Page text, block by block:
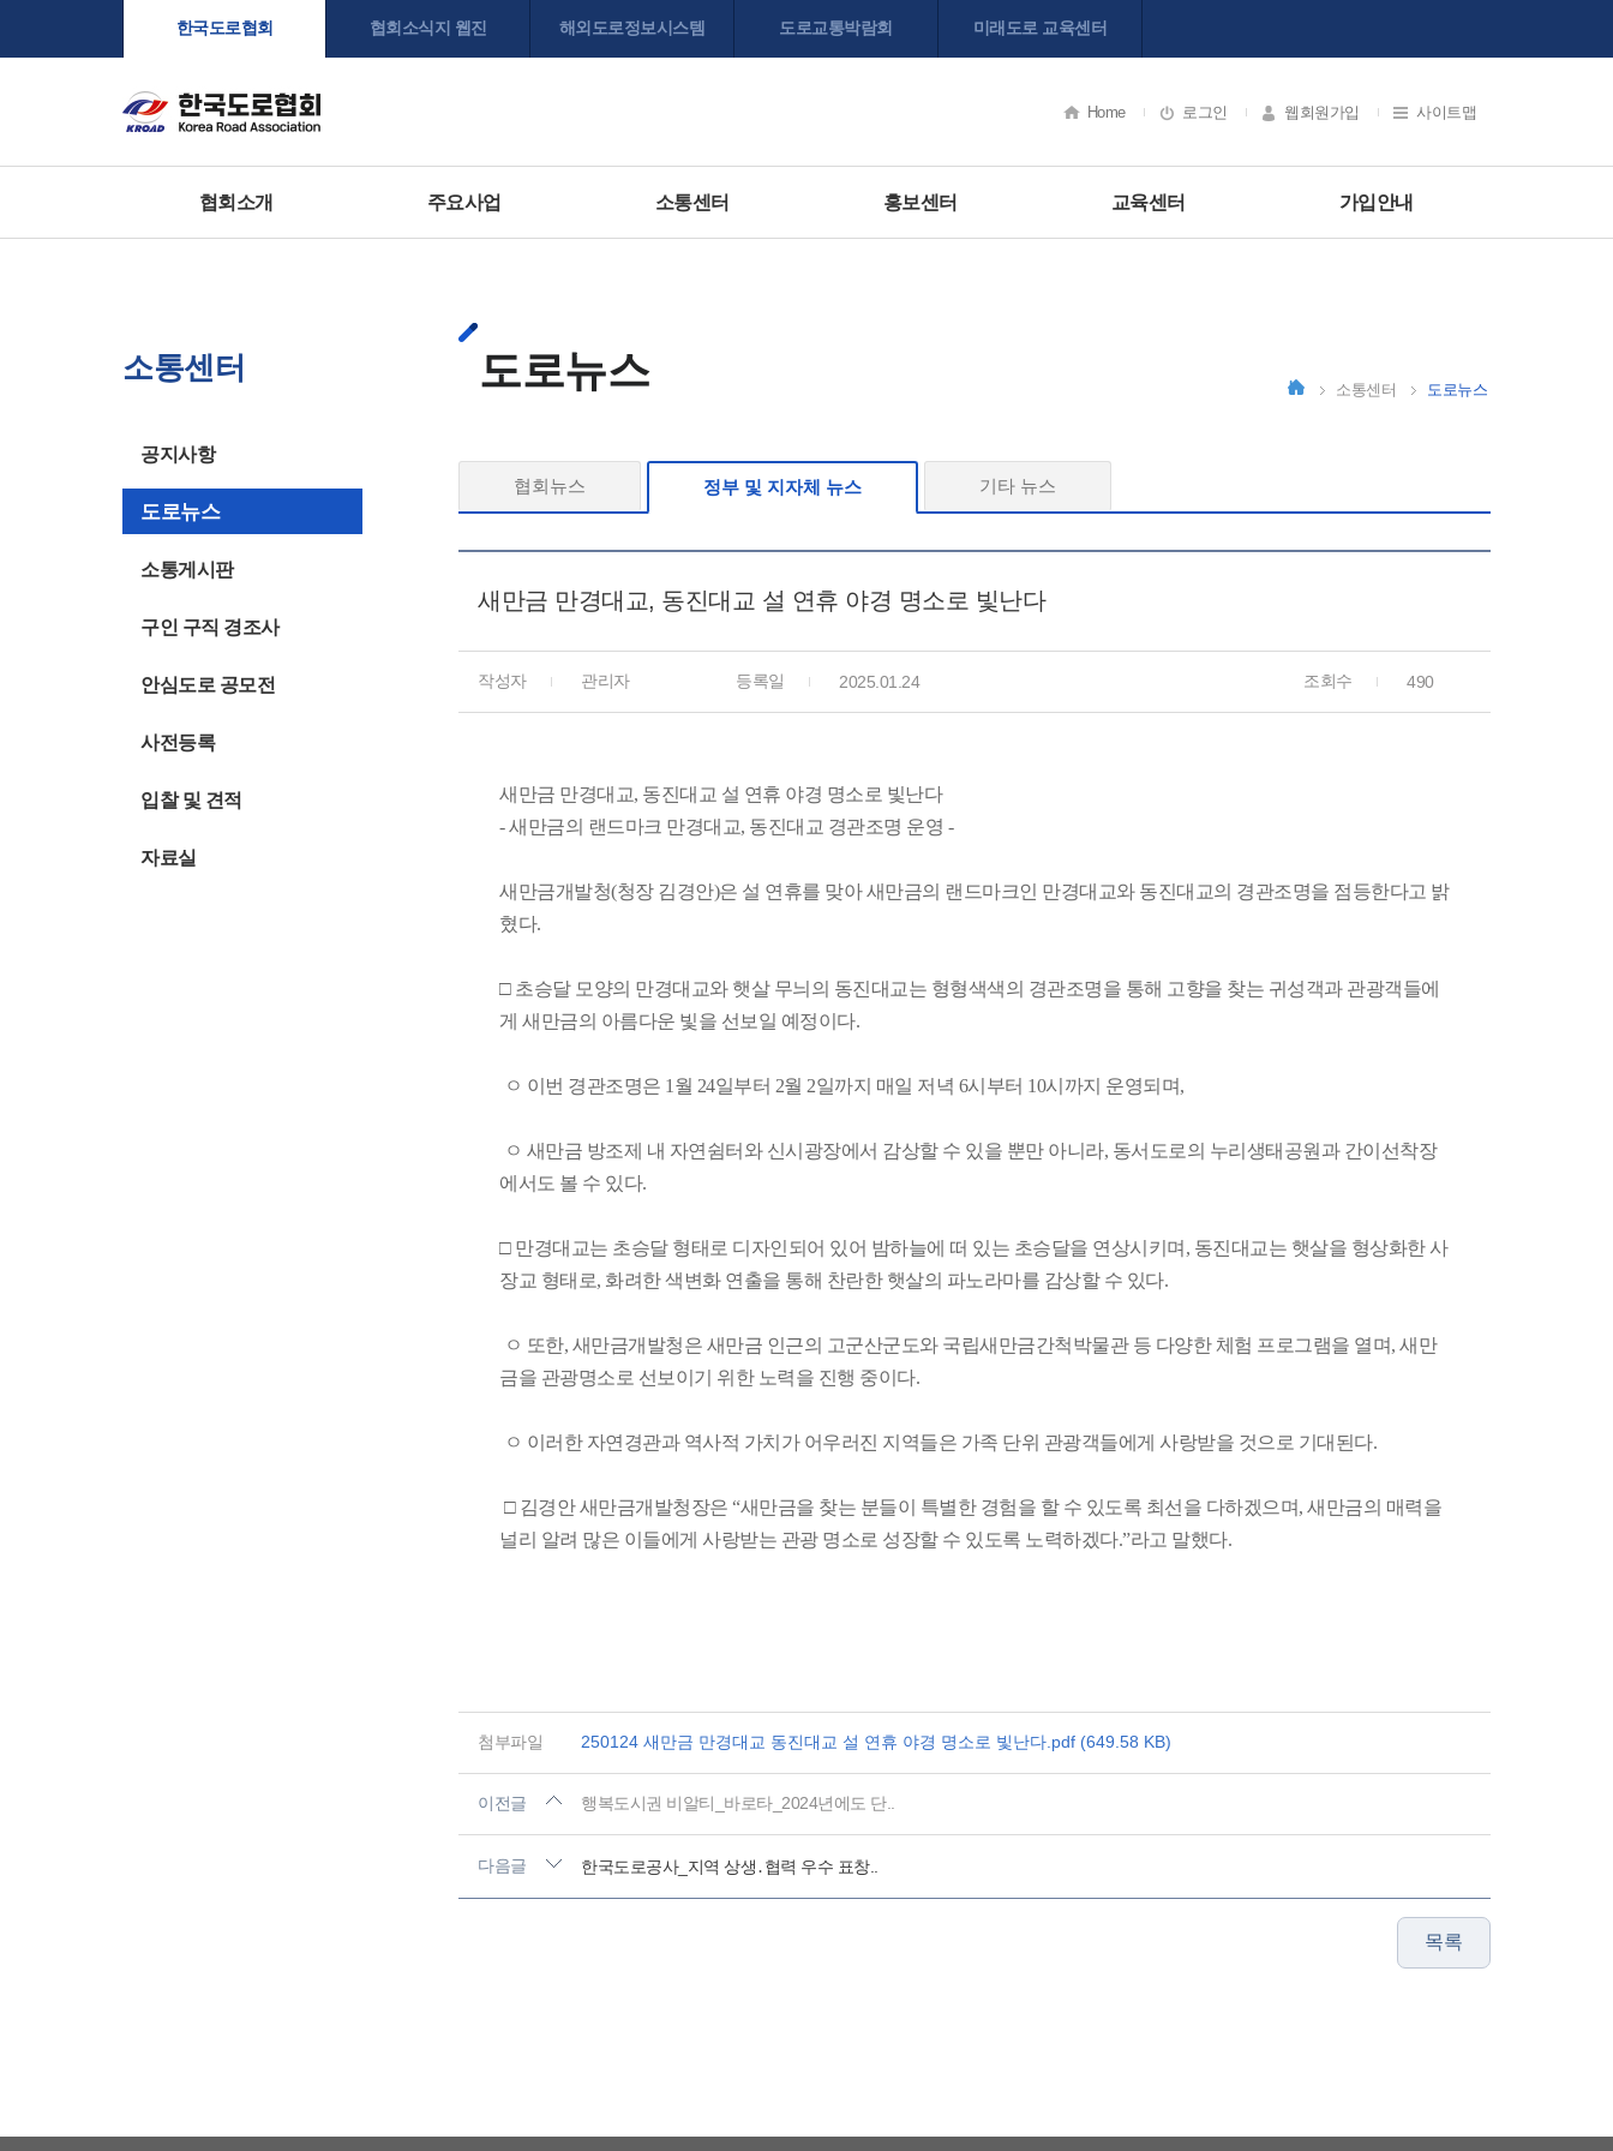
한국도로협회 협회소식지 웹진 해외도로정보시스템 도로교통박람회 미래도로 교육센터
Home 로그인 웹회원가입 사이트맵
협회소개 주요사업 소통센터 홍보센터 교육센터 가입안내
소통센터
공지사항
도로뉴스
소통게시판
구인 구직 경조사
안심도로 공모전
사전등록
입찰 및 견적
자료실
도로뉴스 소통센터 도로뉴스
협회뉴스 정부 및 지자체 뉴스 기타 뉴스
새만금 만경대교, 동진대교 설 연휴 야경 명소로 빛난다
작성자 관리자 등록일 2025.01.24 조회수 490
새만금 만경대교, 동진대교 설 연휴 야경 명소로 빛난다
- 새만금의 랜드마크 만경대교, 동진대교 경관조명 운영 -
새만금개발청(청장 김경안)은 설 연휴를 맞아 새만금의 랜드마크인 만경대교와 동진대교의 경관조명을 점등한다고 밝
혔다.
□ 초승달 모양의 만경대교와 햇살 무늬의 동진대교는 형형색색의 경관조명을 통해 고향을 찾는 귀성객과 관광객들에
게 새만금의 아름다운 빛을 선보일 예정이다.
ㅇ 이번 경관조명은 1월 24일부터 2월 2일까지 매일 저녁 6시부터 10시까지 운영되며,
ㅇ 새만금 방조제 내 자연쉼터와 신시광장에서 감상할 수 있을 뿐만 아니라, 동서도로의 누리생태공원과 간이선착장
에서도 볼 수 있다.
□ 만경대교는 초승달 형태로 디자인되어 있어 밤하늘에 떠 있는 초승달을 연상시키며, 동진대교는 햇살을 형상화한 사
장교 형태로, 화려한 색변화 연출을 통해 찬란한 햇살의 파노라마를 감상할 수 있다.
ㅇ 또한, 새만금개발청은 새만금 인근의 고군산군도와 국립새만금간척박물관 등 다양한 체험 프로그램을 열며, 새만
금을 관광명소로 선보이기 위한 노력을 진행 중이다.
ㅇ 이러한 자연경관과 역사적 가치가 어우러진 지역들은 가족 단위 관광객들에게 사랑받을 것으로 기대된다.
□ 김경안 새만금개발청장은 “새만금을 찾는 분들이 특별한 경험을 할 수 있도록 최선을 다하겠으며, 새만금의 매력을
널리 알려 많은 이들에게 사랑받는 관광 명소로 성장할 수 있도록 노력하겠다.”라고 말했다.
첨부파일 250124 새만금 만경대교 동진대교 설 연휴 야경 명소로 빛난다.pdf (649.58 KB)
이전글 행복도시권 비알티_바로타_2024년에도 단..
다음글 한국도로공사_지역 상생․협력 우수 표창..
목록